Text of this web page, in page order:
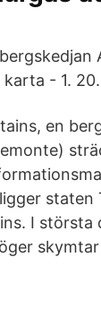
- 1. 20.
en
staten
I största